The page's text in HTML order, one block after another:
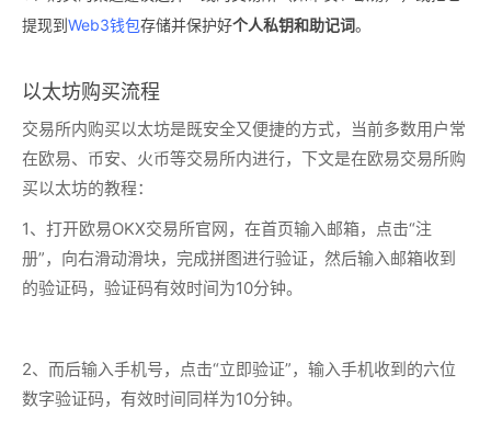
提现到Web3钱包存储并保护好个人私钥和助记词。
以太坊购买流程
交易所内购买以太坊是既安全又便捷的方式，当前多数用户常
在欧易、币安、火币等交易所内进行，下文是在欧易交易所购
买以太坊的教程：
1、打开欧易OKX交易所官网，在首页输入邮箱，点击“注
册”，向右滑动滑块，完成拼图进行验证，然后输入邮箱收到
的验证码，验证码有效时间为10分钟。
2、而后输入手机号，点击“立即验证”，输入手机收到的六位
数字验证码，有效时间同样为10分钟。